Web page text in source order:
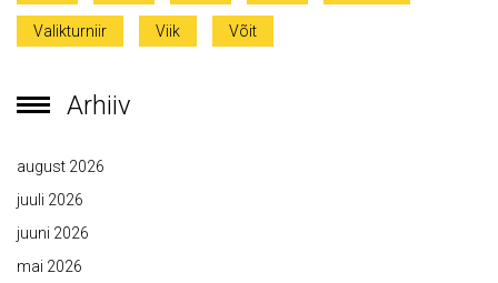
Valikturniir Viik Võit
Arhiiv
august 2026
juuli 2026
juuni 2026
mai 2026